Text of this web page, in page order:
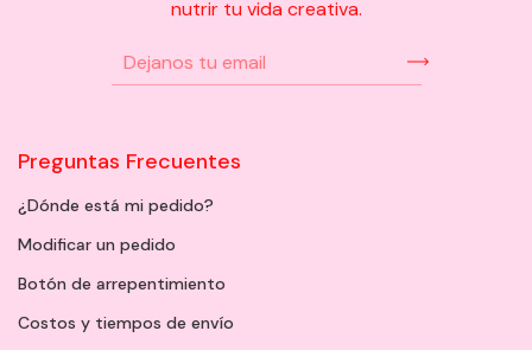
nutrir tu vida creativa.
Preguntas Frecuentes
¿Dónde está mi pedido?
Modificar un pedido
Botón de arrepentimiento
Costos y tiempos de envío